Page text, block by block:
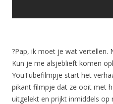
?Pap, ik moet je wat vertellen.
Kun je me alsjeblieft komen
YouTubefilmpje start het
pikant filmpje dat ze ooit met
uitgelekt en prijkt inmiddels